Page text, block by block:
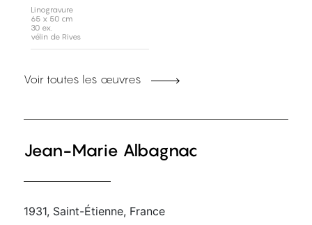
Linogravure
65 x 50 cm
30 ex.
vélin de Rives
Voir toutes les œuvres
Jean-Marie Albagnac
1931, Saint-Étienne, France